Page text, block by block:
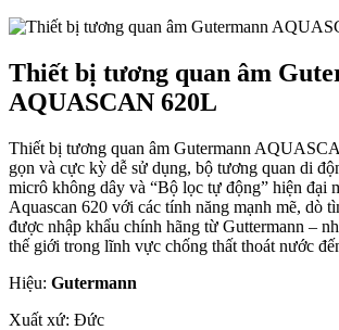
Thiết bị tương quan âm
AQUASCAN 620L
Thiết bị tương quan âm Gutermann
gọn và cực kỳ dễ sử dụng, bộ tương quan di
micrô không dây và “Bộ lọc tự động” hiện đại
Aquascan 620 với các tính năng mạnh mẽ, dò
được nhập khẩu chính hãng từ Guttermann –
thế giới trong lĩnh vực chống thất thoát nước
Hiệu: Gutermann
Xuất xứ: Đức